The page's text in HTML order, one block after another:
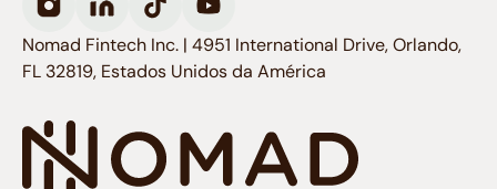
Nomad Fintech Inc. | 4951 International Drive, Orlando,
FL 32819, Estados Unidos da América